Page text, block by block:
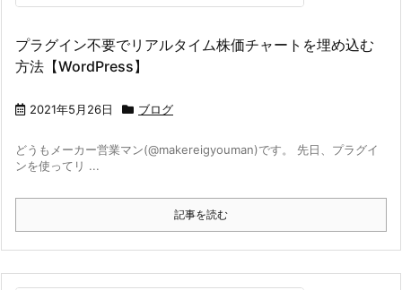
プラグイン不要でリアルタイム株価チャートを埋め込む
方法【WordPress】
2021年5月26日 ブログ
どうもメーカー営業マン(@makereigyouman)です。 先日、プラグイ
ンを使ってリ ...
記事を読む